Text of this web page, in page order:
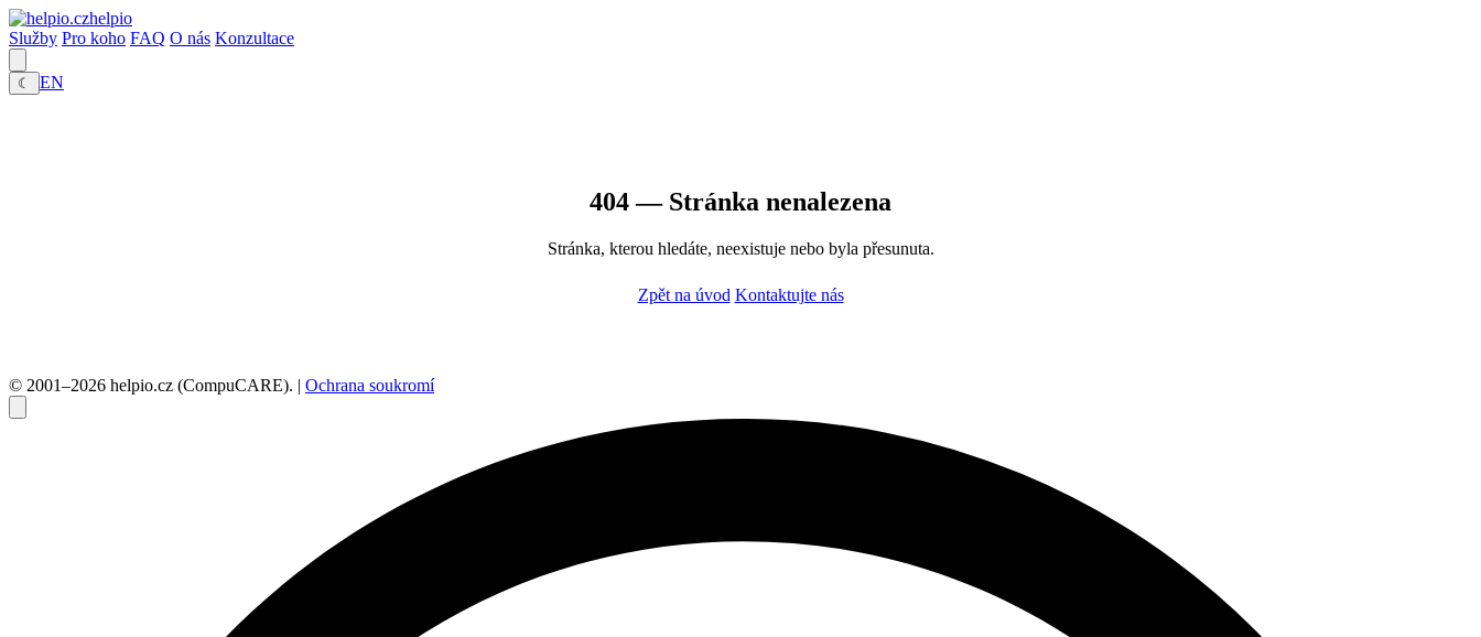
helpio
Služby Pro koho FAQ O nás Konzultace
☾ EN
404 — Stránka nenalezena
Stránka, kterou hledáte, neexistuje nebo byla přesunuta.
Zpět na úvod Kontaktujte nás
© 2001–2026 helpio.cz (CompuCARE). | Ochrana soukromí